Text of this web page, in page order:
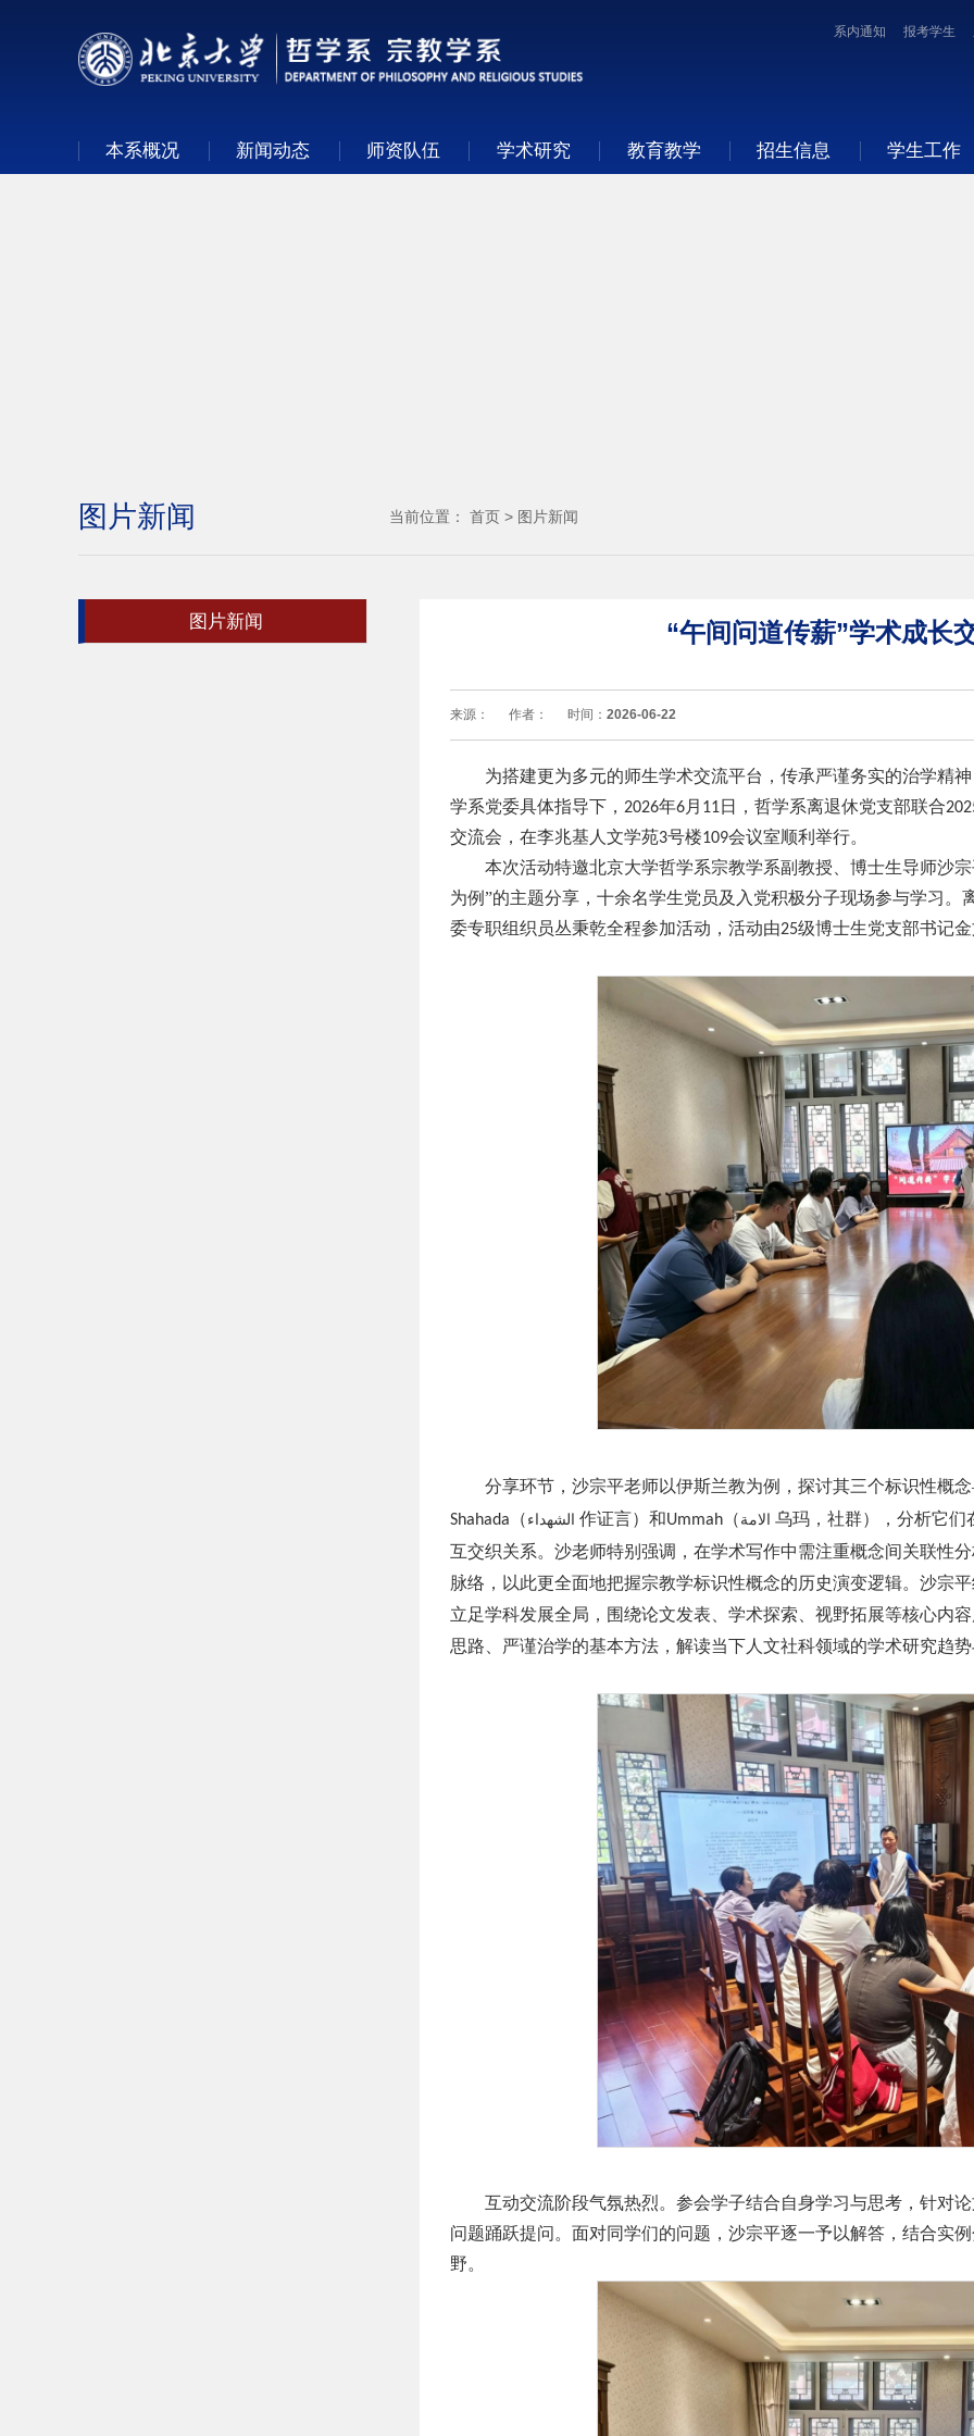
报考学生
系内通知
本系概况 新闻动态 师资队伍 学术研究 教育教学 招生信息 学生工作
图片新闻 当前位置： 首页 > 图片新闻
图片新闻 “午间问道传薪”学术成长
来源： 作者： 时间： 2026-06-22
为搭建更为多元的师生学术交流平台，传承严谨务实的治学精
学系党委具体指导下， 2026年6月 11日，哲学系离退休党支部联合
交流会，在李兆基人文学苑3号楼109会议室顺利举行。
本次活动特邀北京大学哲学系宗教学系副教授、博士生导师沙
为例”的主题分享，十余名学生党员及入党积极分子现场参与学习
委专职组织员丛秉乾全程参加活动，活动由25级博士生党支部书记
分享环节，沙宗平老师以伊斯兰教为例，探讨其三个标识性概念
Shahada （ الشهداء 作证言）和Ummah （ الامة 乌玛，社群），分析它们
互交织关系。沙老师特别强调，在学术写作中需注重概念间关联性
脉络，以此更全面地把握宗教学标识性概念的历史演变逻辑。 沙宗
立足学科发展全局，围绕论文发表、学术探索、视野拓展等核心内
思路、严谨治学的基本方法，解读当下人文社科领域的学术研究趋
互动交流阶段气氛热烈。参会学子结合自身学习与思考，针对
问题踊跃提问。面对同学们的问题，沙宗平逐一予以解答，结合实
野。